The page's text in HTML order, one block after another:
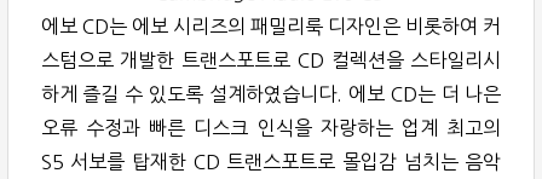
에보 CD는 에보 시리즈의 패밀리룩 디자인은 비롯하여 커
스텀으로 개발한 트랜스포트로 CD 컬렉션을 스타일리시
하게 즐길 수 있도록 설계하였습니다. 에보 CD는 더 나은
오류 수정과 빠른 디스크 인식을 자랑하는 업계 최고의
S5 서보를 탑재한 CD 트랜스포트로 몰입감 넘치는 음악